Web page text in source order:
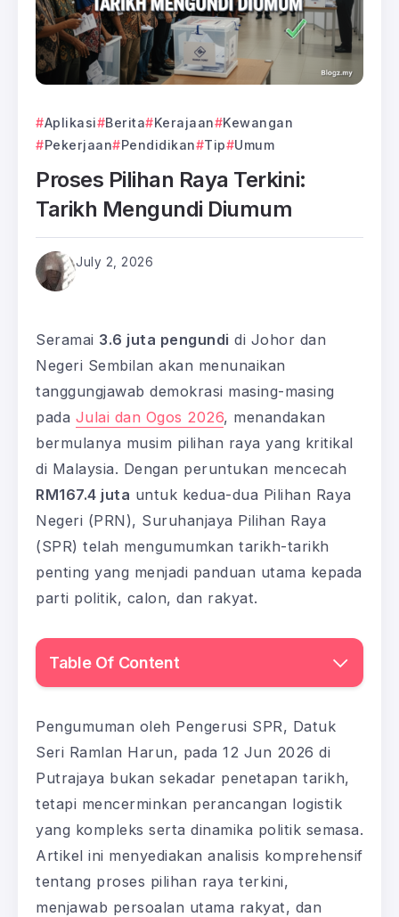
Aplikasi Berita Kerajaan
Kewangan
Pekerjaan
Pendidikan Tip Umum
Proses Pilihan Raya Terkini:
Tarikh Mengundi Diumum
July 2, 2026
Seramai 3.6 juta pengundi di Johor dan
Negeri Sembilan akan menunaikan
tanggungjawab demokrasi masing-masing
pada Julai dan Ogos 2026, menandakan
bermulanya musim pilihan raya yang kritikal
di Malaysia. Dengan peruntukan mencecah
RM167.4 juta untuk kedua-dua Pilihan Raya
Negeri (PRN), Suruhanjaya Pilihan Raya
(SPR) telah mengumumkan tarikh-tarikh
penting yang menjadi panduan utama kepada
parti politik, calon, dan rakyat.
Table Of Content
Pengumuman oleh Pengerusi SPR, Datuk
Seri Ramlan Harun, pada 12 Jun 2026 di
Putrajaya bukan sekadar penetapan tarikh,
tetapi mencerminkan perancangan logistik
yang kompleks serta dinamika politik semasa.
Artikel ini menyediakan analisis komprehensif
tentang proses pilihan raya terkini,
menjawab persoalan utama rakyat, dan